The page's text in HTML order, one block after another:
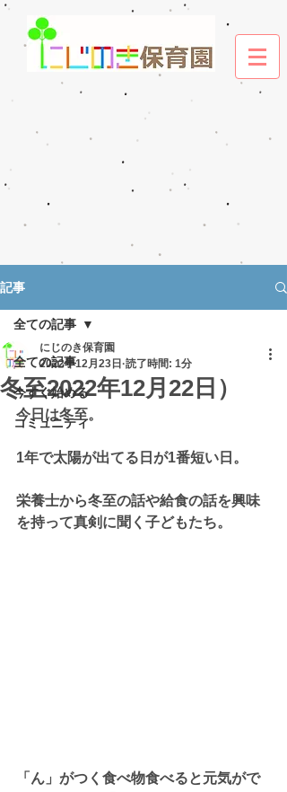
記事
全ての記事
今すぐ始める
コミュニティ
全ての記事
冬至2022年12月22日）
にじのき保育園
2022年12月23日 読了時間: 1分
今日は冬至。
1年で太陽が出てる日が1番短い日。
栄養士から冬至の話や給食の話を興味
を持って真剣に聞く子どもたち。
「ん」がつく食べ物食べると元気がで